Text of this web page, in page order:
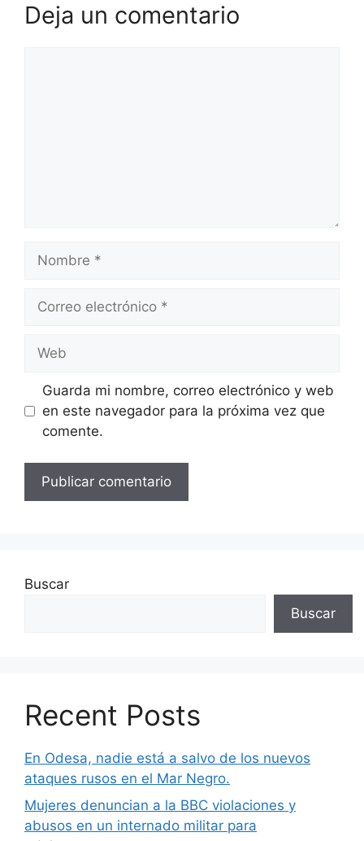
Deja un comentario
Nombre
Correo
Web
Guarda mi nombre, correo electrónico y web
en este navegador para la próxima vez que
comente.
Buscar
Buscar
Recent Posts
En Odesa, nadie está a salvo de los nuevos
ataques rusos en el Mar Negro.
Mujeres denuncian a la BBC violaciones y
abusos en un internado militar para